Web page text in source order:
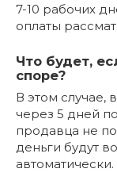
7-10 рабочих
оплаты
Что будет,
споре?
В этом случае,
через 5 дней
продавца не
деньги будут
автоматически.